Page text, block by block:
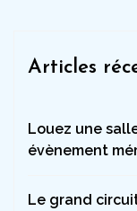
Articles
Louez une
évènement
Le grand